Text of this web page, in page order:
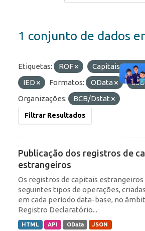
1 conjunto de dados
Etiquetas: ROF
Capitais
IED
Formatos: OData
Organizações:
BCB/Dstat
Filtrar Resultados
Publicação dos registros de
estrangeiros
Os registros de capitais
seguintes tipos de operações,
em cada período data-base, no
Registro Declaratório...
HTML API OData JSON